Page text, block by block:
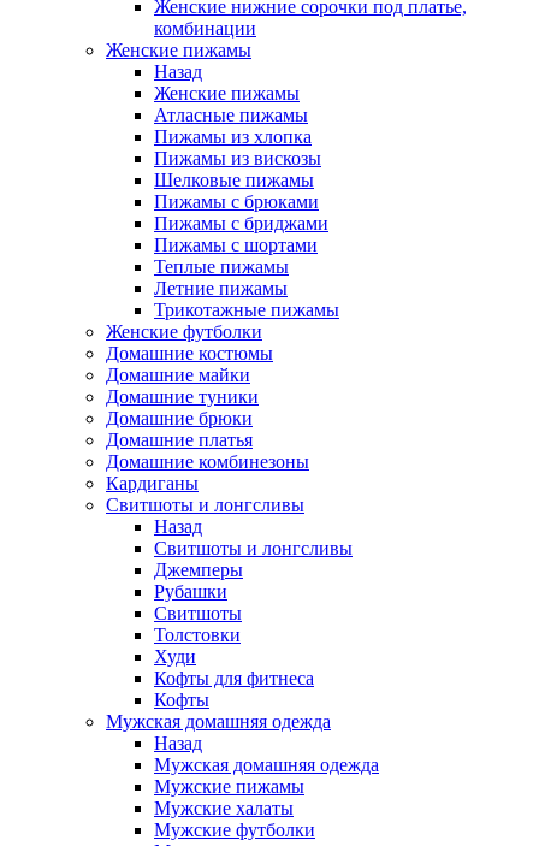
Женские нижние сорочки под платье,
комбинации
Женские пижамы
Назад
Женские пижамы
Атласные пижамы
Пижамы из хлопка
Пижамы из вискозы
Шелковые пижамы
Пижамы с брюками
Пижамы с бриджами
Пижамы с шортами
Теплые пижамы
Летние пижамы
Трикотажные пижамы
Женские футболки
Домашние костюмы
Домашние майки
Домашние туники
Домашние брюки
Домашние платья
Домашние комбинезоны
Кардиганы
Свитшоты и лонгсливы
Назад
Свитшоты и лонгсливы
Джемперы
Рубашки
Свитшоты
Толстовки
Худи
Кофты для фитнеса
Кофты
Мужская домашняя одежда
Назад
Мужская домашняя одежда
Мужские пижамы
Мужские халаты
Мужские футболки